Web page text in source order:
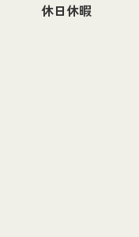
休日休暇